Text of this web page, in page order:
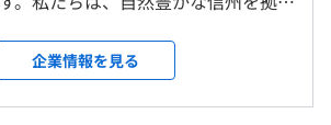
田市下之郷乙1077-5）
上田市下之郷浅間原813-21）
本南事業所（長野県松本市寿小赤
ックスタイムの適用なし
ービスの価値を実現するソフトウ
ムで推進しています。 私たちが求
ら学び、課題に向き合い、より良
企業情報を見る